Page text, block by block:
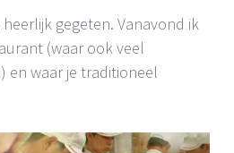
gegeten. Vanavond ik
(waar ook veel
en waar je traditioneel